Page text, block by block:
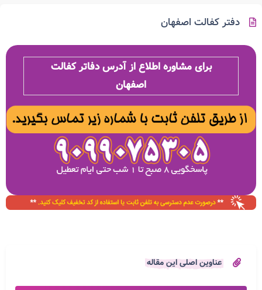
دفتر کفالت اصفهان
برای مشاوره اطلاع از آدرس دفاتر کفالت
اصفهان
عناوین اصلی این مقاله